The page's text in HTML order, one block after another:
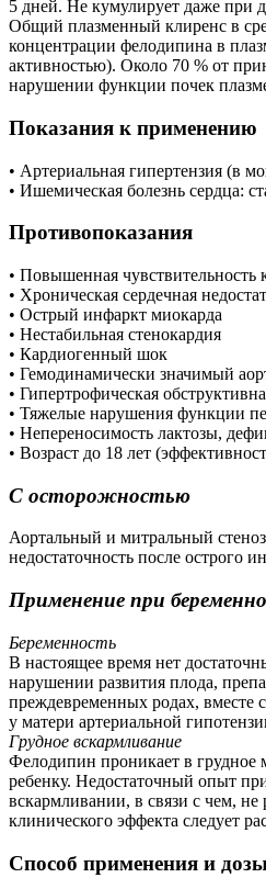
5 дней. Не кумулирует даже при
Общий плазменный клиренс в
концентрации фелодипина в
активностью). Около 70 % от
нарушении функции почек
Показания к применению
• Артериальная гипертензия (в
• Ишемическая болезнь сердца:
Противопоказания
• Повышенная
• Хроническая сердечная
• Острый инфаркт миокарда
• Нестабильная стенокардия
• Кардиогенный шок
• Гемодинамически значимый
• Гипертрофическая
• Тяжелые нарушения функции
• Непереносимость лактозы,
• Возраст до 18 лет
С осторожностью
Аортальный и митральный
недостаточность после острого
Применение при
Беременность
В настоящее время нет
нарушении развития плода,
преждевременных родах, вместе
у матери артериальной
Грудное вскармливание
Фелодипин проникает в грудное
ребенку. Недостаточный опыт
вскармливании, в связи с чем,
клинического эффекта следует
Способ применения и